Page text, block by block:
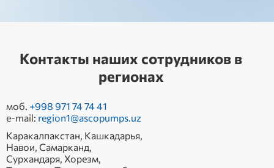
Контакты наших сотрудников в
регионах
моб. +998 971 74 74 41
e-mail: region1@ascopumps.uz
Каракалпакстан, Кашкадарья,
Навои, Самарканд,
Сурхандаря, Хорезм,